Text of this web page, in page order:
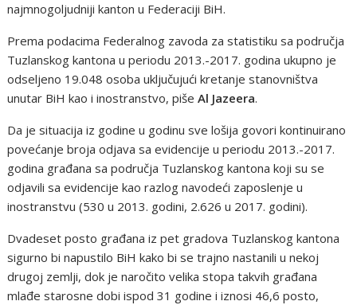
najmnogoljudniji kanton u Federaciji BiH.
Prema podacima Federalnog zavoda za statistiku sa područja
Tuzlanskog kantona u periodu 2013.-2017. godina ukupno je
odseljeno 19.048 osoba uključujući kretanje stanovništva
unutar BiH kao i inostranstvo, pišeAl Jazeera.
Da je situacija iz godine u godinu sve lošija govori kontinuirano
povećanje broja odjava sa evidencije u periodu 2013.-2017.
godina građana sa područja Tuzlanskog kantona koji su se
odjavili sa evidencije kao razlog navodeći zaposlenje u
inostranstvu (530 u 2013. godini, 2.626 u 2017. godini).
Dvadeset posto građana iz pet gradova Tuzlanskog kantona
sigurno bi napustilo BiH kako bi se trajno nastanili u nekoj
drugoj zemlji, dok je naročito velika stopa takvih građana
mlađe starosne dobi ispod 31 godine i iznosi 46,6 posto,